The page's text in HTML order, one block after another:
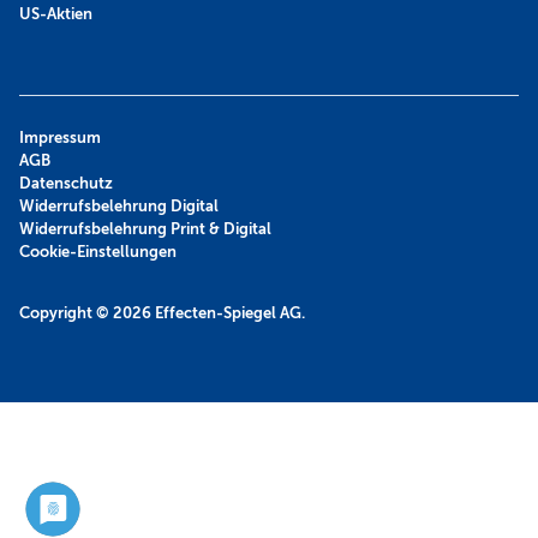
US-Aktien
Copyright © 2026 Effecten-Spiegel AG.
Impressum
AGB
Datenschutz
Widerrufsbelehrung Digital
Widerrufsbelehrung Print & Digital
Cookie-Einstellungen